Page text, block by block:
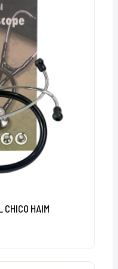
CHICO HAIM